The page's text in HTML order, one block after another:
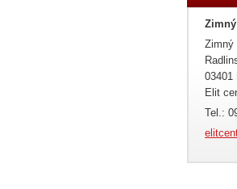
Zimný
03401
Elit
Tel.: